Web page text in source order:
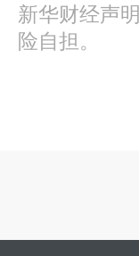
新华财经声
险自担。